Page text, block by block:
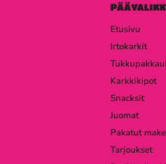
Etusivu
Irtokarkit
Karkkikipot
Snacksit
Juomat
Pakatut
Tarjoukset